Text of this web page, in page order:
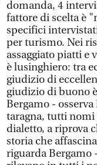
domanda, 4
fattore di scelta è
specifici
per turismo. Nei
assaggiato piatti e
è lusinghiero: tra
giudizio di
giudizio di buono
Bergamo -
taragna, tutti nomi
dialetto, a riprova
storia che
riguarda Bergamo